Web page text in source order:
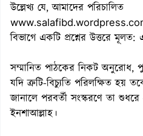
উল্লেখ্য যে, আমাদের পরিচালিত
www.salafibd.wordpress.com
বিভাগে একটি প্রশ্নের উত্তরে মূলত:
সম্মানিত পাঠকের নিকট অনুরোধ,
যদি ত্রুটি-বিচ্যুতি পরিলক্ষিত হয়
জানালে পরবর্তী সংস্করণে তা শুধরে
ইনশাআল্লাহ।